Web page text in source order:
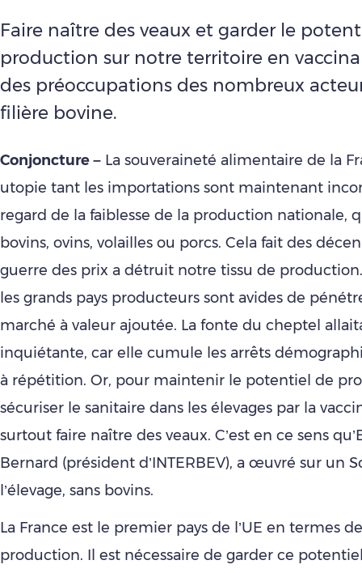
Faire naître des veaux et garder le
production sur notre territoire en
des préoccupations des nombreux
filière bovine.
Conjoncture – La souveraineté alimentaire de la
utopie tant les importations sont maintenant
regard de la faiblesse de la production nationale,
bovins, ovins, volailles ou porcs. Cela fait des
guerre des prix a détruit notre tissu de
les grands pays producteurs sont avides de
marché à valeur ajoutée. La fonte du cheptel
inquiétante, car elle cumule les arrêts
à répétition. Or, pour maintenir le potentiel de
sécuriser le sanitaire dans les élevages par la
surtout faire naître des veaux. C’est en ce sens
Bernard (président d’INTERBEV), a œuvré sur un
l’élevage, sans bovins.
La France est le premier pays de l’UE en termes
production. Il est nécessaire de garder ce